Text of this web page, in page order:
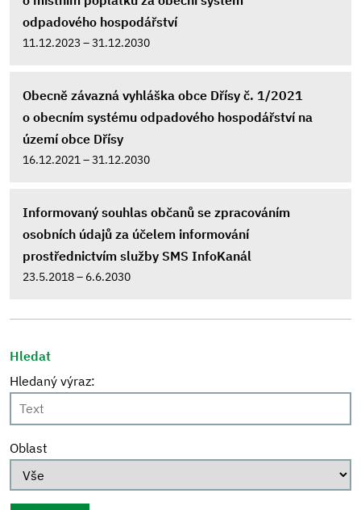
odpadového hospodářství
11.12.2023 – 31.12.2030
Obecně závazná vyhláška obce Dřísy č. 1/2021
o obecním systému odpadového hospodářství na
území obce Dřísy
16.12.2021 – 31.12.2030
Informovaný souhlas občanů se zpracováním
osobních údajů za účelem informování
prostřednictvím služby SMS InfoKanál
23.5.2018 – 6.6.2030
Hledat
Hledaný výraz:
Oblast